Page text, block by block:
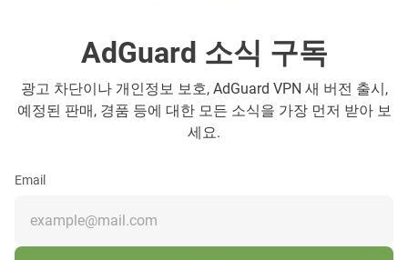
AdGuard 소식 구독
광고 차단이나 개인정보 보호, AdGuard VPN 새 버전 출시,
예정된 판매, 경품 등에 대한 모든 소식을 가장 먼저 받아 보
세요.
Email